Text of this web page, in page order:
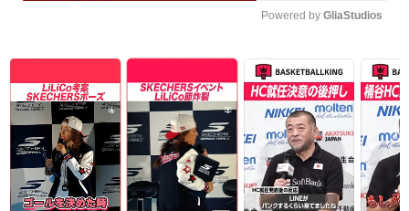
Powered by GliaStudios